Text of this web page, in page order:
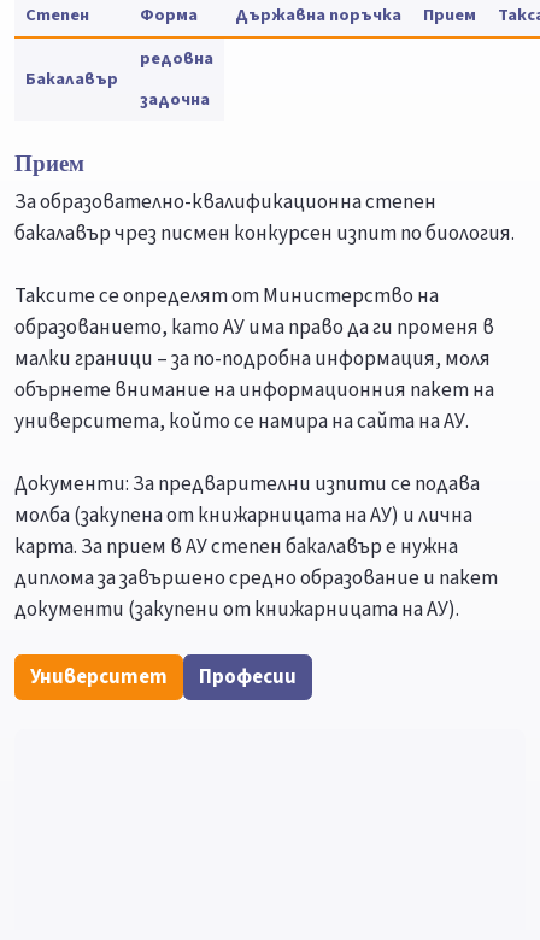
Степен Форма Държавна поръчка Прием
Бакалавър
редовна
задочна
Прием
За образователно-квалификационна степен
бакалавър чрез писмен конкурсен изпит по биология.
Таксите се определят от Министерство на
образованието, като АУ има право да ги променя в
малки граници – за по-подробна информация, моля
обърнете внимание на информационния пакет на
университета, който се намира на сайта на АУ.
Документи: За предварителни изпити се подава
молба (закупена от книжарницата на АУ) и лична
карта. За прием в АУ степен бакалавър е нужна
диплома за завършено средно образование и пакет
документи (закупени от книжарницата на АУ).
Университет Професии